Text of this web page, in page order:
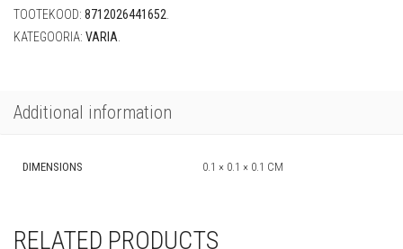
TOOTEKOOD: 8712026441652
KATEGOORIA: VARIA
Additional information
DIMENSIONS 0.1 × 0.1 × 0.1 CM
RELATED PRODUCTS